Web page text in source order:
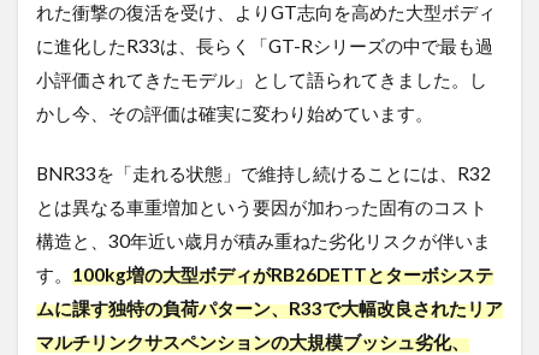
れた衝撃の復活を受け、よりGT志向を高めた大型ボディ
に進化したR33は、長らく「GT-Rシリーズの中で最も過
小評価されてきたモデル」として語られてきました。し
かし今、その評価は確実に変わり始めています。
BNR33を「走れる状態」で維持し続けることには、R32
とは異なる車重増加という要因が加わった固有のコスト
構造と、30年近い歳月が積み重ねた劣化リスクが伴いま
す。 100kg増の大型ボディがRB26DETTとターボシステ
ムに課す独特の負荷パターン、R33で大幅改良されたリア
マルチリンクサスペンションの大規模ブッシュ劣化、